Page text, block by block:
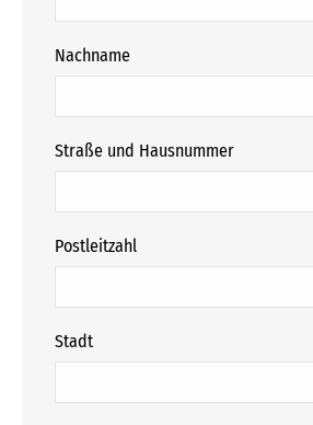
Nachname
Straße und Hausnummer
Postleitzahl
Stadt